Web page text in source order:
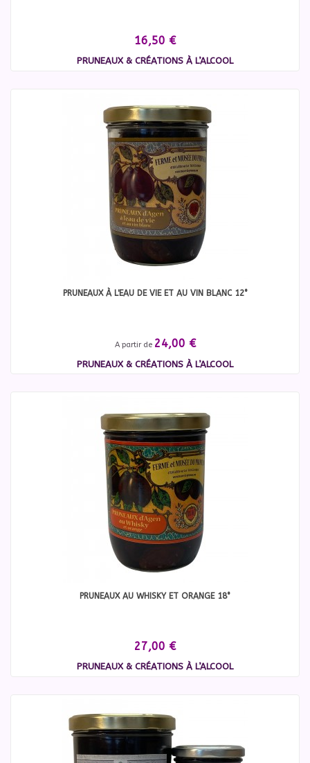
16,50 €
PRUNEAUX & CRÉATIONS À L’ALCOOL
PRUNEAUX À L'EAU DE VIE ET AU VIN BLANC 12°
A partir de 24,00 €
PRUNEAUX & CRÉATIONS À L’ALCOOL
PRUNEAUX AU WHISKY ET ORANGE 18°
27,00 €
PRUNEAUX & CRÉATIONS À L’ALCOOL